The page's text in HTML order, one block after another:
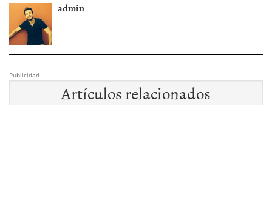
admin
Publicidad
Artículos relacionados